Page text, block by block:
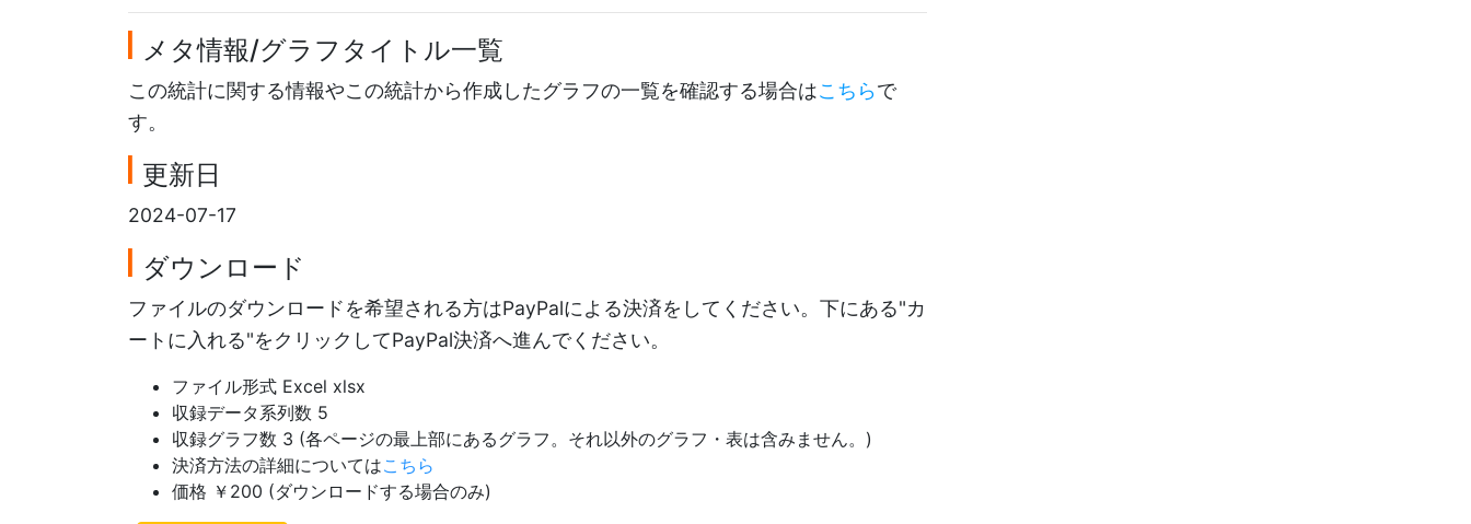
メタ情報/グラフタイトル一覧
この統計に関する情報やこの統計から作成したグラフの一覧を確認する場合はこちらで
す。
更新日
2024-07-17
ダウンロード
ファイルのダウンロードを希望される方はPayPalによる決済をしてください。下にある"カ
ートに入れる"をクリックしてPayPal決済へ進んでください。
ファイル形式 Excel xlsx
収録データ系列数 5
収録グラフ数 3 (各ページの最上部にあるグラフ。それ以外のグラフ・表は含みません。)
決済方法の詳細についてはこちら
価格 ￥200 (ダウンロードする場合のみ)